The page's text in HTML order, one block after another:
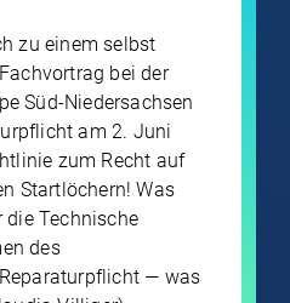
zu einem selbst
bei der
Süd-Niedersachsen
am 2. Juni
zum Recht auf
Startlöchern! Was
die Technische
des
— was